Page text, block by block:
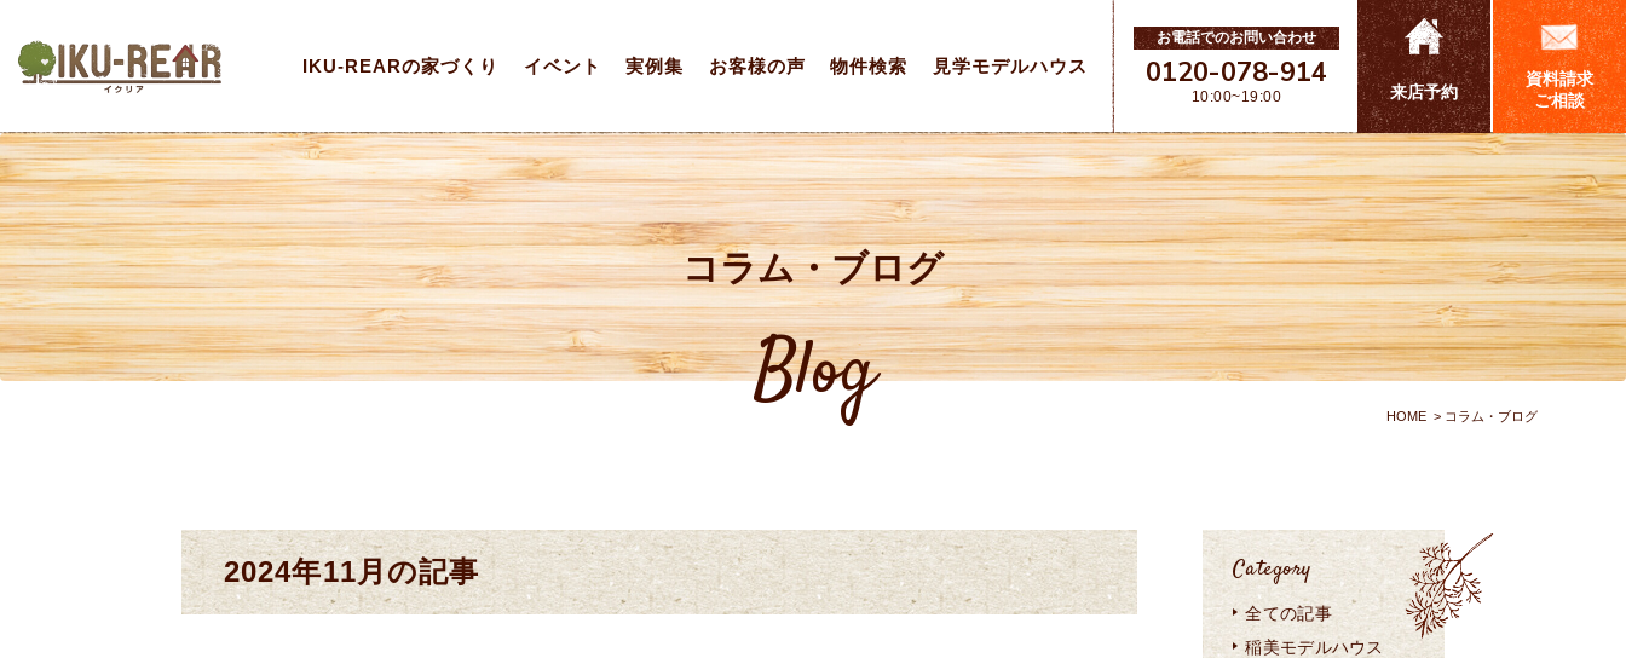
IKU-REARの家づくり イベント 実例集 お客様の声 物件検索 見学モデルハウス
お電話でのお問い合わせ
0120-078-914
10:00~19:00 来店予約
資料請求
ご相談
コラム・ブログ
Blog HOME コラム・ブログ
2024年11月の記事 Category
全ての記事
稲美モデルハウス